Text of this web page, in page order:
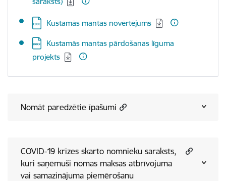
Lejupielādēt:
Kustamās mantas novērtējums
Lejupielādēt:
Kustamās mantas pārdošanas līguma
projekts
Nomāt paredzētie īpašumi
COVID-19 krīzes skarto nomnieku saraksts,
kuri saņēmuši nomas maksas atbrīvojuma
vai samazinājuma piemērošanu